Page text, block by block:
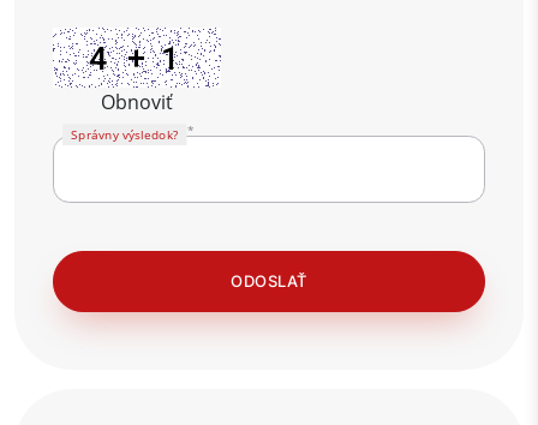
Obnoviť
Správny výsledok?